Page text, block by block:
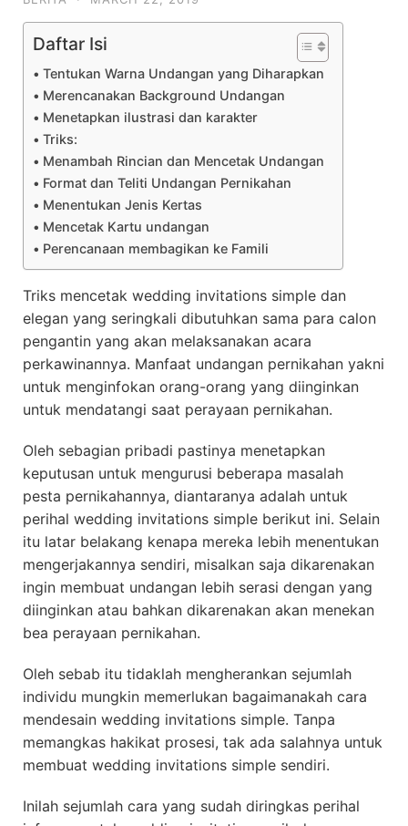
Daftar Isi
Tentukan Warna Undangan yang Diharapkan
Merencanakan Background Undangan
Menetapkan ilustrasi dan karakter
Triks:
Menambah Rincian dan Mencetak Undangan
Format dan Teliti Undangan Pernikahan
Menentukan Jenis Kertas
Mencetak Kartu undangan
Perencanaan membagikan ke Famili
Triks mencetak wedding invitations simple dan
elegan yang seringkali dibutuhkan sama para calon
pengantin yang akan melaksanakan acara
perkawinannya. Manfaat undangan pernikahan yakni
untuk menginfokan orang-orang yang diinginkan
untuk mendatangi saat perayaan pernikahan.
Oleh sebagian pribadi pastinya menetapkan
keputusan untuk mengurusi beberapa masalah
pesta pernikahannya, diantaranya adalah untuk
perihal wedding invitations simple berikut ini. Selain
itu latar belakang kenapa mereka lebih menentukan
mengerjakannya sendiri, misalkan saja dikarenakan
ingin membuat undangan lebih serasi dengan yang
diinginkan atau bahkan dikarenakan akan menekan
bea perayaan pernikahan.
Oleh sebab itu tidaklah mengherankan sejumlah
individu mungkin memerlukan bagaimanakah cara
mendesain wedding invitations simple. Tanpa
memangkas hakikat prosesi, tak ada salahnya untuk
membuat wedding invitations simple sendiri.
Inilah sejumlah cara yang sudah diringkas perihal